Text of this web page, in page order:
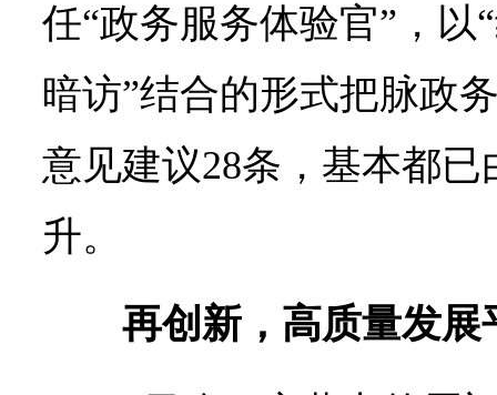
任“政务服务体验官”，以
暗访”结合的形式把脉政
意见建议28条，基本都
升。
再创新，高质量发展